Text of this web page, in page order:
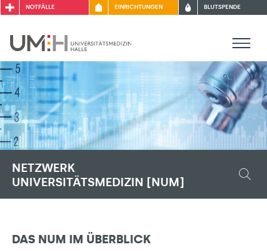
NOTFÄLLE EINRICHTUNGEN BLUTSPENDE
NETZWERK
UNIVERSITÄTSMEDIZIN [NUM]
DAS NUM IM ÜBERBLICK